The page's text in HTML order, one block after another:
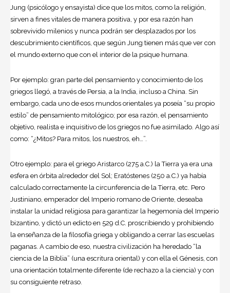
Jung (psicólogo y ensayista) dice que los mitos, como la religión,
sirven a fines vitales de manera positiva, y por esa razón han
sobrevivido milenios y nunca podrán ser desplazados por los
descubrimiento científicos, que según Jung tienen más que ver con
el mundo externo que con el interior de la psique humana.
Por ejemplo: gran parte del pensamiento y conocimiento de los
griegos llegó, a través de Persia, a la India, incluso a China. Sin
embargo, cada uno de esos mundos orientales ya poseía “su propio
estilo” de pensamiento mitológico; por esa razón, el pensamiento
objetivo, realista e inquisitivo de los griegos no fue asimilado. Algo así
como: “¿Mitos? Para mitos, los nuestros, eh…”.
Otro ejemplo: para el griego Aristarco (275 a.C.) la Tierra ya era una
esfera en órbita alrededor del Sol; Eratóstenes (250 a.C.) ya había
calculado correctamente la circunferencia de la Tierra, etc. Pero
Justiniano, emperador del Imperio romano de Oriente, deseaba
instalar la unidad religiosa para garantizar la hegemonía del Imperio
bizantino, y dictó un edicto en 529 d.C. proscribiendo y prohibiendo
la enseñanza de la filosofía griega y obligando a cerrar las escuelas
paganas. A cambio de eso, nuestra civilización ha heredado “la
ciencia de la Biblia” (una escritura oriental) y con ella el Génesis, con
una orientación totalmente diferente (de rechazo a la ciencia) y con
su consiguiente retraso.